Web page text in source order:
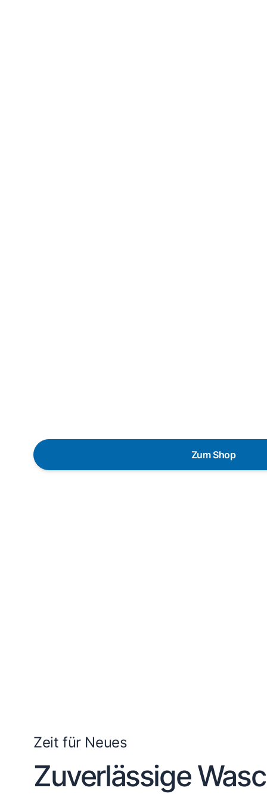
Zum Shop
Zeit für Neues
Zuverlässige